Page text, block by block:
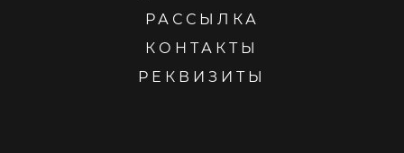
РАССЫЛКА
КОНТАКТЫ
РЕКВИЗИТЫ